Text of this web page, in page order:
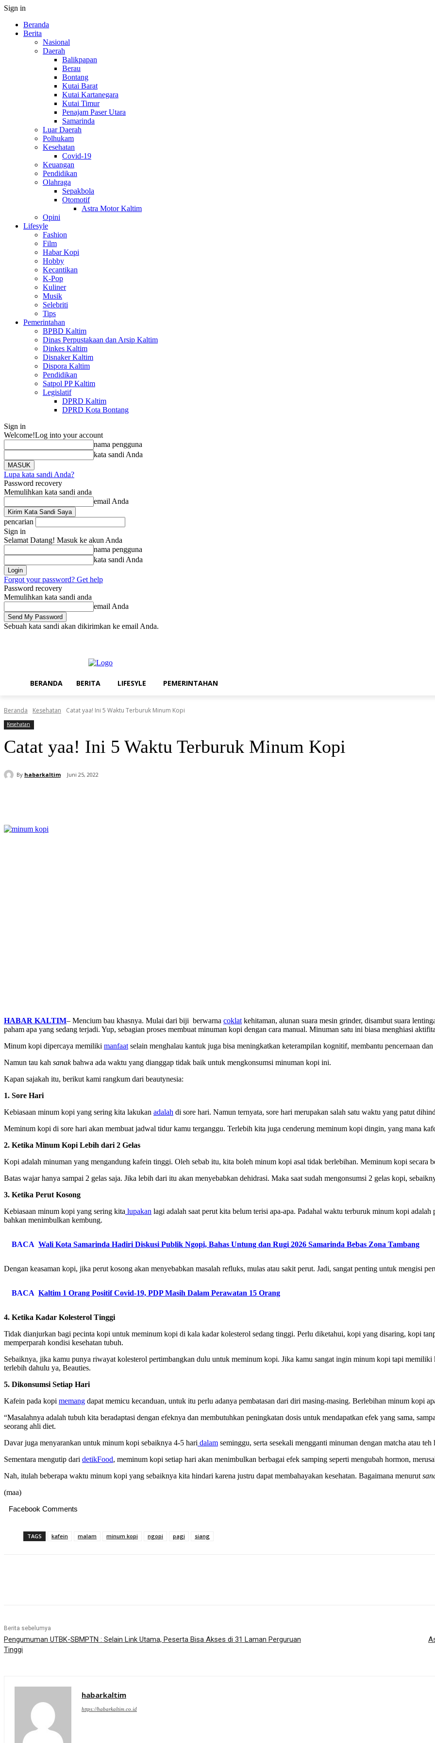
Sign in
Beranda
Berita
Nasional
Daerah
Balikpapan
Berau
Bontang
Kutai Barat
Kutai Kartanegara
Kutai Timur
Penajam Paser Utara
Samarinda
Luar Daerah
Polhukam
Kesehatan
Covid-19
Keuangan
Pendidikan
Olahraga
Sepakbola
Otomotif
Astra Motor Kaltim
Opini
Lifesyle
Fashion
Film
Habar Kopi
Hobby
Kecantikan
K-Pop
Kuliner
Musik
Selebriti
Tips
Pemerintahan
BPBD Kaltim
Dinas Perpustakaan dan Arsip Kaltim
Dinkes Kaltim
Disnaker Kaltim
Dispora Kaltim
Pendidikan
Satpol PP Kaltim
Legislatif
DPRD Kaltim
DPRD Kota Bontang
Sign in
Welcome!Log into your account
nama pengguna
kata sandi Anda
Lupa kata sandi Anda?
Password recovery
Memulihkan kata sandi anda
email Anda
pencarian
Sign in
Selamat Datang! Masuk ke akun Anda
nama pengguna
kata sandi Anda
Forgot your password? Get help
Password recovery
Memulihkan kata sandi anda
email Anda
Sebuah kata sandi akan dikirimkan ke email Anda.
BERANDA BERITA LIFESYLE PEMERINTAHAN
Beranda Kesehatan Catat yaa! Ini 5 Waktu Terburuk Minum Kopi
Kesehatan
Catat yaa! Ini 5 Waktu Terburuk Minum Kopi
By habarkaltim Juni 25, 2022
HABAR KALTIM– Mencium bau khasnya. Mulai dari biji berwarna coklat kehitaman, alunan suara mesin grinder, disambut suara
paham apa yang sedang terjadi. Yup, sebagian proses membuat minuman kopi dengan cara manual. Minuman satu ini biasa menghiasi
Minum kopi dipercaya memiliki manfaat selain menghalau kantuk juga bisa meningkatkan keterampilan kognitif, membantu pencernaan
Namun tau kah sanakbahwa ada waktu yang dianggap tidak baik untuk mengkonsumsi minuman kopi ini.
Kapan sajakah itu, berikut kami rangkum dari beautynesia:
1. Sore Hari
Kebiasaan minum kopi yang sering kita lakukan adalah di sore hari. Namun ternyata, sore hari merupakan salah satu waktu yang patut
Meminum kopi di sore hari akan membuat jadwal tidur kamu terganggu. Terlebih kita juga cenderung meminum kopi dingin, yang mana
2. Ketika Minum Kopi Lebih dari 2 Gelas
Kopi adalah minuman yang mengandung kafein tinggi. Oleh sebab itu, kita boleh minum kopi asal tidak berlebihan. Meminum kopi secara
Batas wajar hanya sampai 2 gelas saja. Jika lebih dari itu akan menyebabkan dehidrasi. Maka saat sudah mengonsumsi 2 gelas kopi,
3. Ketika Perut Kosong
Kebiasaan minum kopi yang sering kita lupakan lagi adalah saat perut kita belum terisi apa-apa. Padahal waktu terburuk minum kopi
bahkan menimbulkan kembung.
BACA Wali Kota Samarinda Hadiri Diskusi Publik Ngopi, Bahas Untung dan Rugi 2026 Samarinda Bebas Zona Tambang
Dengan keasaman kopi, jika perut kosong akan menyebabkan masalah refluks, mulas atau sakit perut. Jadi, sangat penting untuk mengisi
BACA Kaltim 1 Orang Positif Covid-19, PDP Masih Dalam Perawatan 15 Orang
4. Ketika Kadar Kolesterol Tinggi
Tidak dianjurkan bagi pecinta kopi untuk meminum kopi di kala kadar kolesterol sedang tinggi. Perlu diketahui, kopi yang disaring, kopi
memperparah kondisi kesehatan tubuh.
Sebaiknya, jika kamu punya riwayat kolesterol pertimbangkan dulu untuk meminum kopi. Jika kamu sangat ingin minum kopi tapi
terlebih dahulu ya, Beauties.
5. Dikonsumsi Setiap Hari
Kafein pada kopi memang dapat memicu kecanduan, untuk itu perlu adanya pembatasan dari diri masing-masing. Berlebihan minum kopi
“Masalahnya adalah tubuh kita beradaptasi dengan efeknya dan membutuhkan peningkatan dosis untuk mendapatkan efek yang sama,
seorang ahli diet.
Davar juga menyarankan untuk minum kopi sebaiknya 4-5 hari dalam seminggu, serta sesekali mengganti minuman dengan matcha atau
Sementara mengutip dari detikFood, meminum kopi setiap hari akan menimbulkan berbagai efek samping seperti mengubah hormon,
Nah, itulah beberapa waktu minum kopi yang sebaiknya kita hindari karena justru dapat membahayakan kesehatan. Bagaimana menurut
(maa)
Facebook Comments
TAGS kafein malam minum kopi ngopi pagi siang
Berita sebelumya
Pengumuman UTBK-SBMPTN : Selain Link Utama, Peserta Bisa Akses di 31 Laman Perguruan
Tinggi
habarkaltim
https://habarkaltim.co.id